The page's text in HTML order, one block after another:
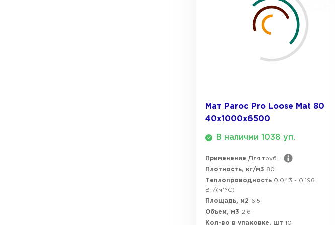
Мат Paroc Pro Loose Mat 80
40х1000х6500
В наличии 1038 уп.
Применение Для труб...
Плотность, кг/м3 80
Теплопроводность 0.043 - 0.196
Вт/(м*°C)
Площадь, м2 6,5
Объем, м3 2,6
Кол-во в упаковке, шт 10